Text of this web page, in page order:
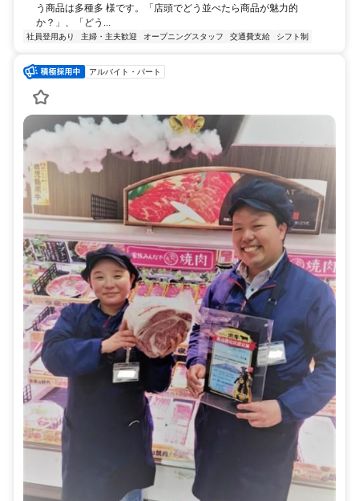
う商品は多種多 様です。「店頭でどう並べたら商品が魅力的
か？」、「どう...
社員登用あり 主婦・主夫歓迎 オープニングスタッフ 交通費支給 シフト制
アルバイト・パート